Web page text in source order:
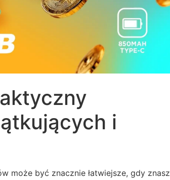
i
może być znacznie łatwiejsze, gdy znasz